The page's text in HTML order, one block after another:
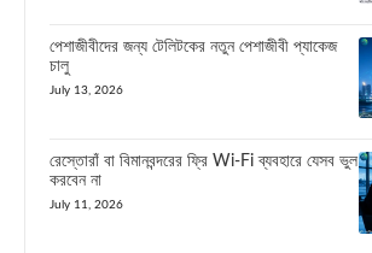
পেশাজীবীদের জন্য টেলিটকের নতুন পেশাজীবী প্যাকেজ
চালু
July 13, 2026
রেস্তোরাঁ বা বিমানবন্দরের ফ্রি Wi-Fi ব্যবহারে যেসব ভুল
করবেন না
July 11, 2026